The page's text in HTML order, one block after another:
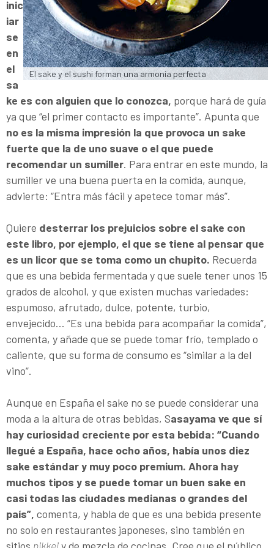
El sake y el sushi forman una armonía perfecta
inic
iar
se
en
el
sa
ke es con alguien que lo conozca, porque hará de guía
ya que “el primer contacto es importante”. Apunta que
no es la misma impresión la que provoca un sake
fuerte que la de uno suave o el que puede
recomendar un sumiller. Para entrar en este mundo, la
sumiller ve una buena puerta en la comida, aunque,
advierte: “Entra más fácil y apetece tomar más”.
Quiere desterrar los prejuicios sobre el sake con
este libro, por ejemplo, el que se tiene al pensar que
es un licor que se toma como un chupito. Recuerda
que es una bebida fermentada y que suele tener unos 15
grados de alcohol, y que existen muchas variedades:
espumoso, afrutado, dulce, potente, turbio,
envejecido… “Es una bebida para acompañar la comida”,
comenta, y añade que se puede tomar frío, templado o
caliente, que su forma de consumo es “similar a la del
vino”.
Aunque en España el sake no se puede considerar una
moda a la altura de otras bebidas, Sasayama ve que sí
hay curiosidad creciente por esta bebida: “Cuando
llegué a España, hace ocho años, había unos diez
sake estándar y muy poco premium. Ahora hay
muchos tipos y se puede tomar un buen sake en
casi todas las ciudades medianas o grandes del
país”, comenta, y habla de que es una bebida presente
no solo en restaurantes japoneses, sino también en